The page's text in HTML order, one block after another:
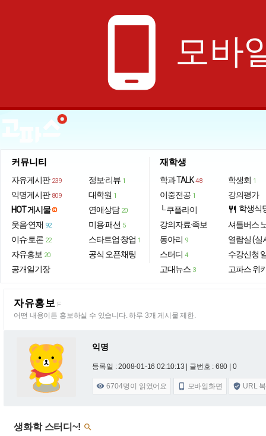
phone_android 모바
커뮤니티
자유게시판 239
익명게시판 809
HOT 게시물
웃음·연재 92
이슈·토론 22
자유홍보 20
공개일기장
정보·리뷰 1
대학원 1
연애상담 20
미용·패션 5
스타트업·창업 1
공식 오픈채팅
재학생
학과 TALK 48
이중전공 1
└ 쿠플라이
강의자료·족보
동아리 9
스터디 4
고대뉴스 3
학생회 1
강의평가
restaurant 학생식
셔틀버스
열람실 (실
수강신청
고파스 위
자유홍보 F
어떤 내용이든 홍보하실 수 있습니다. 하루 3개 게시물 제한.
익명
등록일 : 2008-01-16 02:10:13 | 글번호 : 680 | 0
 6704명이 읽었어요  모바일화면  URL
생화학 스터디~! 